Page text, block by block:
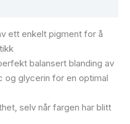
ett enkelt pigment for å
balansert blanding av
og glycerin for en optimal
selv når fargen har blitt